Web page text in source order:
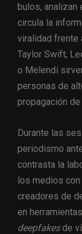
bulos, analizan
circula la
viralidad frente
Taylor Swift,
o Melendi
personas de
propagación
Durante las
periodismo
contrasta la
los medios
creadores de
en
deepfakesde